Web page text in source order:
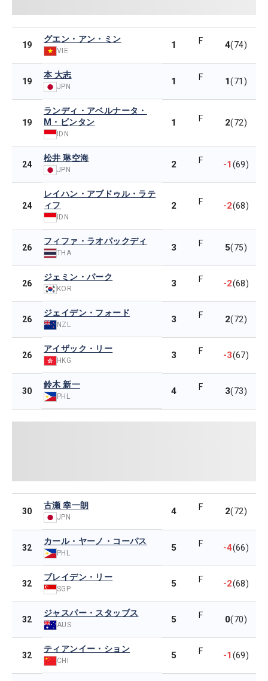
19
グエン・アン・ミン
VIE
1 F 4(74)
19
本 大志
JPN 1 F 1(71)
19
ランディ・アベルナータ・
M・ビンタン
IDN
1 F 2(72)
24
松井 琳空海
JPN 2 F -1(69)
24
レイハン・アブドゥル・ラテ
ィフ
IDN
2 F -2(68)
26
フィファ・ラオパックディ
THA 3 F 5(75)
26
ジェミン・パーク
KOR 3 F -2(68)
26
ジェイデン・フォード
NZL 3 F 2(72)
26
アイザック・リー
HKG 3 F -3(67)
30
鈴木 新一
PHL 4 F 3(73)
30
古瀬 幸一朗
JPN
4 F 2(72)
32
カール・ヤーノ・コーパス
PHL 5 F -4(66)
32
ブレイデン・リー
SGP 5 F -2(68)
32
ジャスパー・スタッブス
AUS 5 F 0(70)
32
ティアンイー・ション
CHI 5 F -1(69)